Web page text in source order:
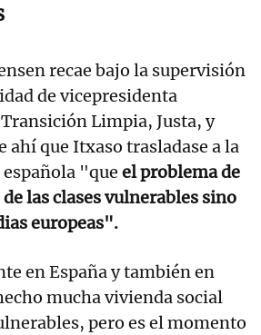
recae bajo la supervisión
de vicepresidenta
Limpia, Justa, y
ahí que Itxaso trasladase a la
"que el problema de
las clases vulnerables sino
europeas".
en España y también en
mucha vivienda social
pero es el momento